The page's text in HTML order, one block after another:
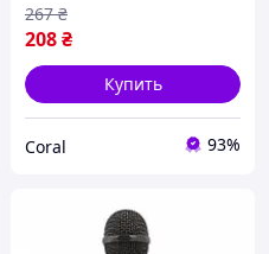
208₴
267 ₴
Купить
Coral 93%